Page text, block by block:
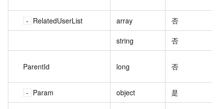
RelatedUserList array 否
string 否
ParentId long 否
Param object 是